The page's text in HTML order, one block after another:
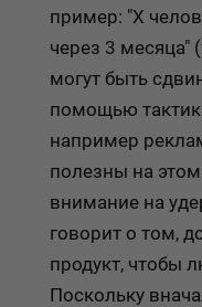
пример: "X
через 3 месяца"
могут быть
помощью
например
полезны на
внимание на
говорит о том,
продукт, чтобы
Поскольку